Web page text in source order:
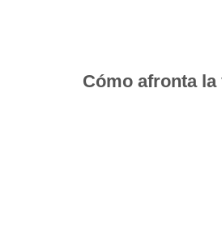
Cómo afronta